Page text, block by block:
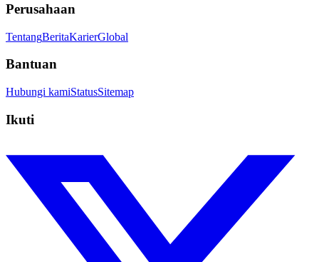
Perusahaan
TentangBeritaKarierGlobal
Bantuan
Hubungi kamiStatusSitemap
Ikuti